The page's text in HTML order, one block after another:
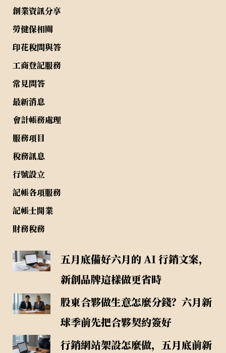
創業資訊分享
勞健保相關
印花稅問與答
工商登記服務
常見問答
最新消息
會計帳務處理
服務項目
稅務訊息
行號設立
記帳各項服務
記帳士開業
財務稅務
五月底備好六月的 AI 行銷文案，
新創品牌這樣做更省時
股東合夥做生意怎麼分錢？六月新
球季前先把合夥契約簽好
行銷網站架設怎麼做，五月底前新